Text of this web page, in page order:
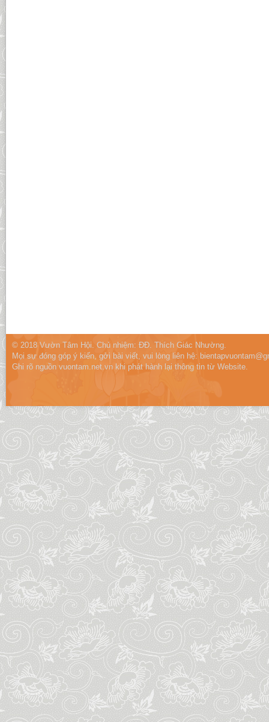
© 2018 Vườn Tâm Hội. Chủ nhiệm: ĐĐ. Thích Giác Nhường.
Mọi sự đóng góp ý kiến, gởi bài viết, vui lòng liên hệ:
Ghi rõ nguồn vuontam.net.vn khi phát hành lại thông tin từ Website.